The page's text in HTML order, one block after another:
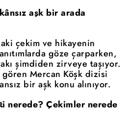
aşk bir arada
çekim ve hikayenin
göze çarparken,
şimdiden zirveye taşıyor.
gören Mercan Köşk dizisi
bir aşk konu alınıyor.
nerede? Çekimler nerede